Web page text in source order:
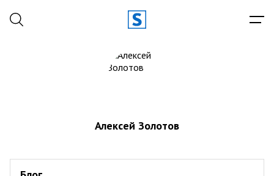
Алексей Золотов